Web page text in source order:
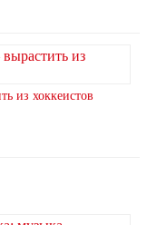
из хоккеистов